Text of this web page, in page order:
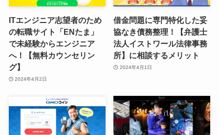
ITエンジニア志望者のため
の転職サイト「ENたま」
で未経験からエンジニア
へ！【無料カウンセリン
グ】
2024年4月2日
借金問題に専門特化した妥
協なき債務整理！【弁護士
法人イストワール法律事務
所】に相談するメリット
2024年4月1日